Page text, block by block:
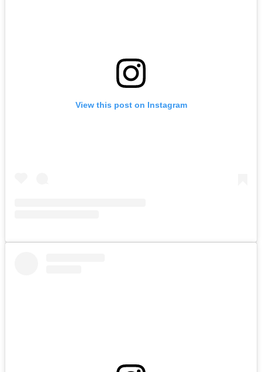
View this post on Instagram